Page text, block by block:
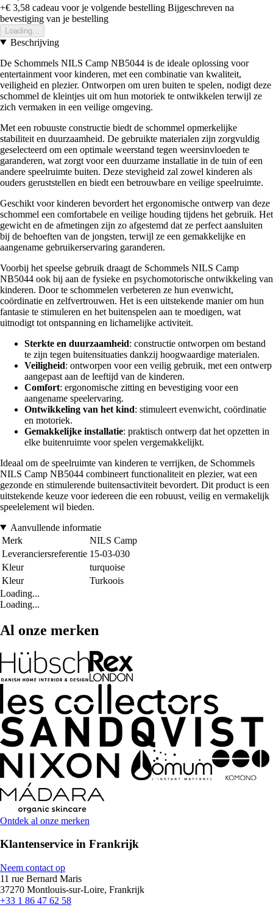
+€ 3,58 cadeau voor je volgende bestelling Bijgeschreven na
bevestiging van je bestelling
Loading...
Beschrijving
De Schommels NILS Camp NB5044 is de ideale oplossing voor
entertainment voor kinderen, met een combinatie van kwaliteit,
veiligheid en plezier. Ontworpen om uren buiten te spelen, nodigt deze
schommel de kleintjes uit om hun motoriek te ontwikkelen terwijl ze
zich vermaken in een veilige omgeving.
Met een robuuste constructie biedt de schommel opmerkelijke
stabiliteit en duurzaamheid. De gebruikte materialen zijn zorgvuldig
geselecteerd om een optimale weerstand tegen weersinvloeden te
garanderen, wat zorgt voor een duurzame installatie in de tuin of een
andere speelruimte buiten. Deze stevigheid zal zowel kinderen als
ouders geruststellen en biedt een betrouwbare en veilige speelruimte.
Geschikt voor kinderen bevordert het ergonomische ontwerp van deze
schommel een comfortabele en veilige houding tijdens het gebruik. Het
gewicht en de afmetingen zijn zo afgestemd dat ze perfect aansluiten
bij de behoeften van de jongsten, terwijl ze een gemakkelijke en
aangename gebruikerservaring garanderen.
Voorbij het speelse gebruik draagt de Schommels NILS Camp
NB5044 ook bij aan de fysieke en psychomotorische ontwikkeling van
kinderen. Door te schommelen verbeteren ze hun evenwicht,
coördinatie en zelfvertrouwen. Het is een uitstekende manier om hun
fantasie te stimuleren en het buitenspelen aan te moedigen, wat
uitnodigt tot ontspanning en lichamelijke activiteit.
Sterkte en duurzaamheid: constructie ontworpen om bestand
te zijn tegen buitensituaties dankzij hoogwaardige materialen.
Veiligheid: ontworpen voor een veilig gebruik, met een ontwerp
aangepast aan de leeftijd van de kinderen.
Comfort: ergonomische zitting en bevestiging voor een
aangename speelervaring.
Ontwikkeling van het kind: stimuleert evenwicht, coördinatie
en motoriek.
Gemakkelijke installatie: praktisch ontwerp dat het opzetten in
elke buitenruimte voor spelen vergemakkelijkt.
Ideaal om de speelruimte van kinderen te verrijken, de Schommels
NILS Camp NB5044 combineert functionaliteit en plezier, wat een
gezonde en stimulerende buitensactiviteit bevordert. Dit product is een
uitstekende keuze voor iedereen die een robuust, veilig en vermakelijk
speelelement wil bieden.
Aanvullende informatie
Merk
NILS Camp
Leveranciersreferentie 15-03-030
Kleur
turquoise
Kleur
Turkoois
Loading...
Loading...
Al onze merken
Ontdek al onze merken
Klantenservice in Frankrijk
Neem contact op
11 rue Bernard Maris
37270 Montlouis-sur-Loire, Frankrijk
+33 1 86 47 62 58